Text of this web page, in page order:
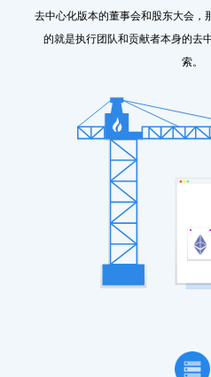
去中心化版本的董事会和股东大会，
的就是执行团队和贡献者本身的去
索。